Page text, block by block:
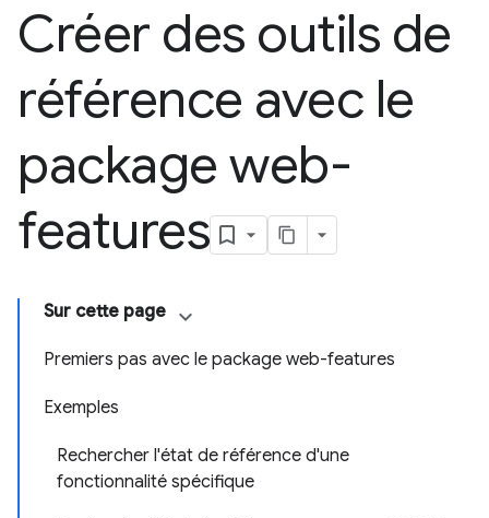
Créer des outils de
référence avec le
package web-
features
Sur cette page
Premiers pas avec le package web-features
Exemples
Rechercher l'état de référence d'une
fonctionnalité spécifique